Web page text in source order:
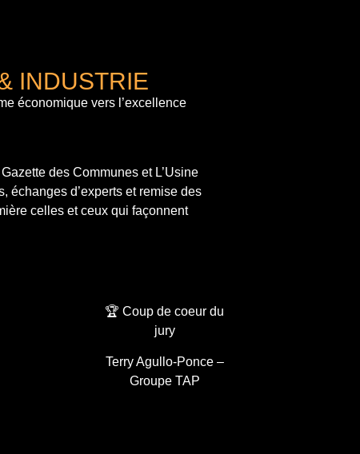
INDUSTRIE
économique vers l’excellence
des Communes et L’Usine
échanges d’experts et remise des
celles et ceux qui façonnent
🏆 Coup de coeur du
jury
Terry Agullo-Ponce –
Groupe TAP